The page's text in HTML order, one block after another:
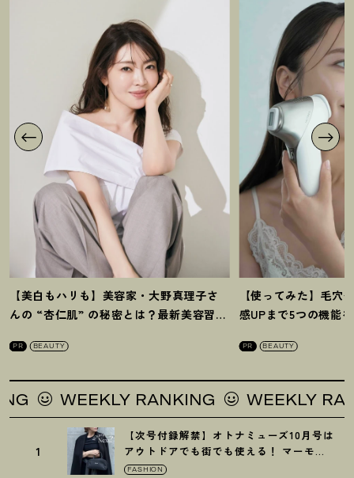
【美白もハリも】美容家・大野真理子さ
んの “杏仁肌” の秘密とは ？ 最新美容習慣
PR BEAUTY
【使ってみた】毛穴
感UPまで5つの機能
PR BEAUTY
RANKING WEEKLY RANKING
1
【次号付録解禁】オトナミューズ10月号は
アウトドアでも街でも使える ！ マーモッ
トの黒ショルダー
FASHION